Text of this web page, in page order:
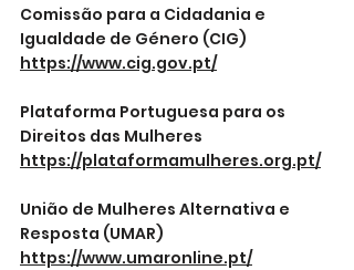
Comissão para a Cidadania e
Igualdade de Género (CIG)
https://www.cig.gov.pt/
Plataforma Portuguesa para os
Direitos das Mulheres
https://plataformamulheres.org.pt/
União de Mulheres Alternativa e
Resposta (UMAR)
https://www.umaronline.pt/